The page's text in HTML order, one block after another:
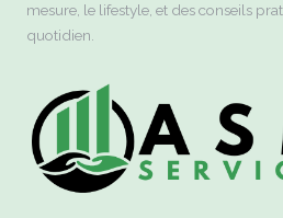
mesure, le lifestyle, et des conseils
quotidien.